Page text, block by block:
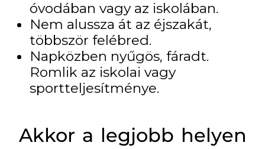
óvodában vagy az iskolában.
Nem alussza át az éjszakát,
többször felébred.
Napközben nyűgös, fáradt.
Romlik az iskolai vagy
sportteljesítménye.
Akkor a legjobb helyen